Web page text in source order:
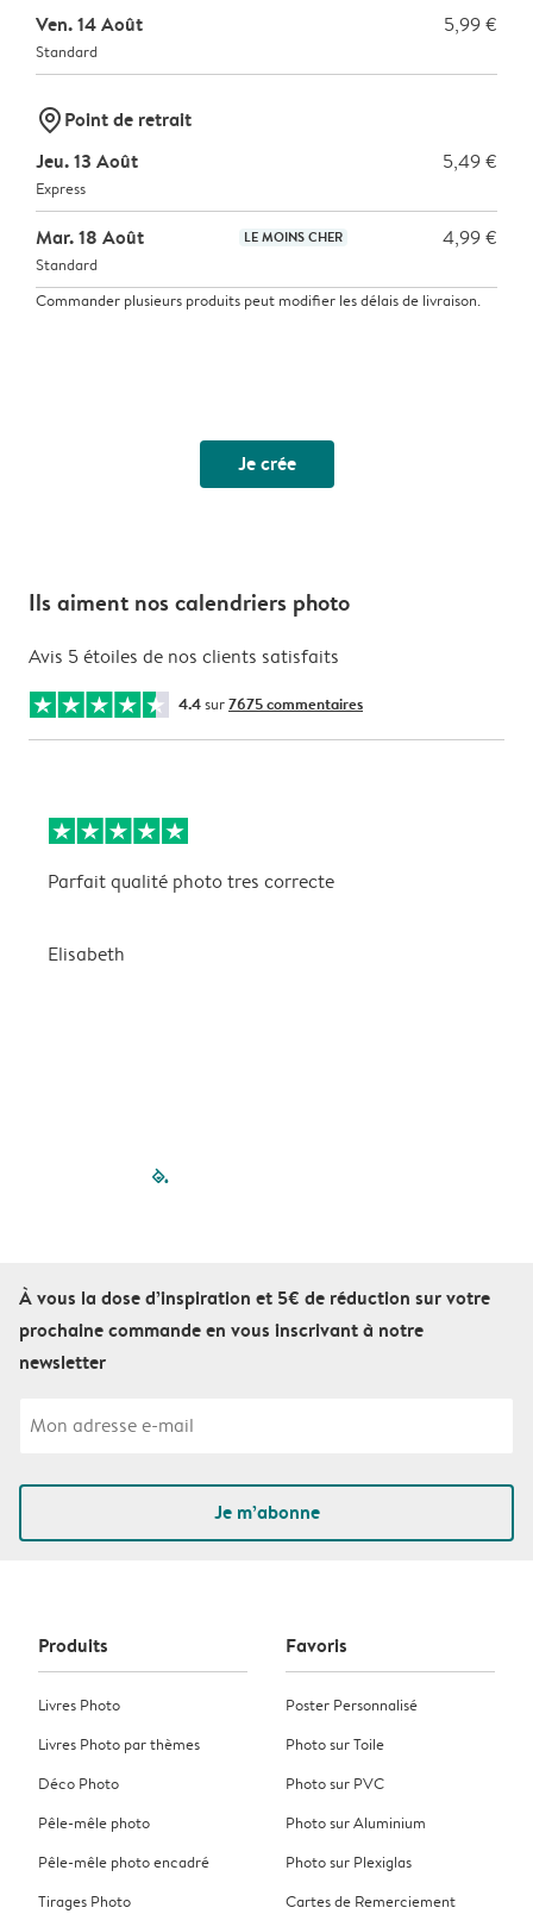
Ven. 14 Août 5,99 €
Standard
marker-pinPoint de retrait
Jeu. 13 Août
5,49 €
Express
Mar. 18 Août LE MOINS CHER 4,99 €
Standard
Commander plusieurs produits peut modifier les délais de livraison.
Je crée
Ils aiment nos calendriers photo
Avis 5 étoiles de nos clients satisfaits
4.4sur7675 commentaires
Parfait qualité photo tres correcte
Elisabeth
filled-pagination
À vous la dose d’inspiration et 5€ de réduction sur votre
prochaine commande en vous inscrivant à notre
newsletter
Je m’abonne
Produits
Livres Photo
Livres Photo par thèmes
Déco Photo
Pêle-mêle photo
Pêle-mêle photo encadré
Tirages Photo
Favoris
Poster Personnalisé
Photo sur Toile
Photo sur PVC
Photo sur Aluminium
Photo sur Plexiglas
Cartes de Remerciement